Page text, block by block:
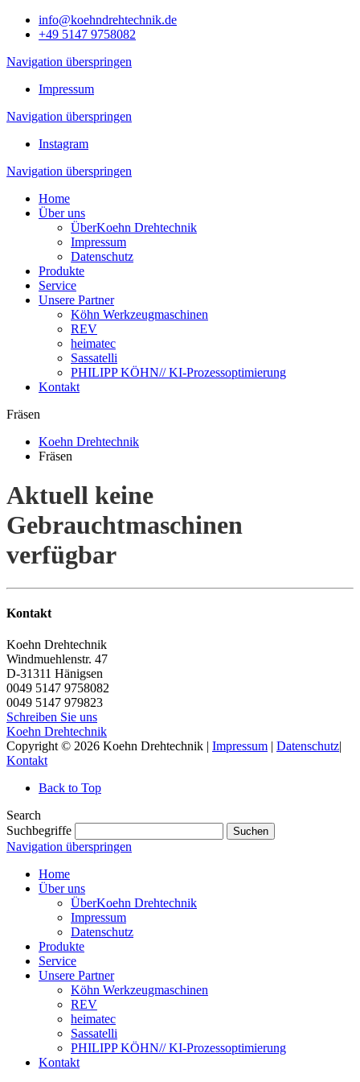
info@koehndrehtechnik.de
+49 5147 9758082
Navigation überspringen
Impressum
Navigation überspringen
Instagram
Navigation überspringen
Home
Über uns
ÜberKoehn Drehtechnik
Impressum
Datenschutz
Produkte
Service
Unsere Partner
Köhn Werkzeugmaschinen
REV
heimatec
Sassatelli
PHILIPP KÖHN// KI-Prozessoptimierung
Kontakt
Fräsen
Koehn Drehtechnik
Fräsen
Aktuell keine
Gebrauchtmaschinen
verfügbar
Kontakt
Koehn Drehtechnik
Windmuehlenstr. 47
D-31311 Hänigsen
0049 5147 9758082
0049 5147 979823
Schreiben Sie uns
Koehn Drehtechnik
Copyright © 2026 Koehn Drehtechnik | Impressum | Datenschutz|
Kontakt
Back to Top
Search
Suchbegriffe
Suchen
Navigation überspringen
Home
Über uns
ÜberKoehn Drehtechnik
Impressum
Datenschutz
Produkte
Service
Unsere Partner
Köhn Werkzeugmaschinen
REV
heimatec
Sassatelli
PHILIPP KÖHN// KI-Prozessoptimierung
Kontakt